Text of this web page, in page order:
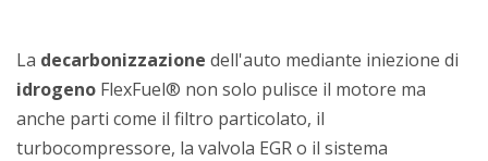
La decarbonizzazione dell'auto mediante iniezione di
idrogeno FlexFuel® non solo pulisce il motore ma
anche parti come il filtro particolato, il
turbocompressore, la valvola EGR o il sistema